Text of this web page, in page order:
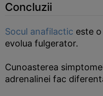
Concluzii
Socul anafilactic este
evolua fulgerator.
Cunoasterea
adrenalinei fac